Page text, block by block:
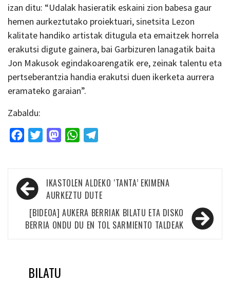
izan ditu: “Udalak hasieratik eskaini zion babesa gaur
hemen aurkeztutako proiektuari, sinetsita Lezon
kalitate handiko artistak ditugula eta emaitzek horrela
erakutsi digute gainera, bai Garbizuren lanagatik baita
Jon Makusok egindakoarengatik ere, zeinak talentu eta
pertseberantzia handia erakutsi duen ikerketa aurrera
eramateko garaian”.
Zabaldu:
FacebookTwitterMastodonWhatsApp
Bidalketetan
zehar
nabigatu
IKASTOLEN ALDEKO ‘TANTA’ EKIMENA
AURKEZTU DUTE
[BIDEOA] AUKERA BERRIAK BILATU ETA DISKO
BERRIA ONDU DU EN TOL SARMIENTO TALDEAK
BILATU